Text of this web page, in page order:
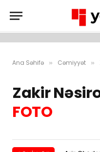
Ana Səhifə » Cəmiyyət »
Zakir
FOTO